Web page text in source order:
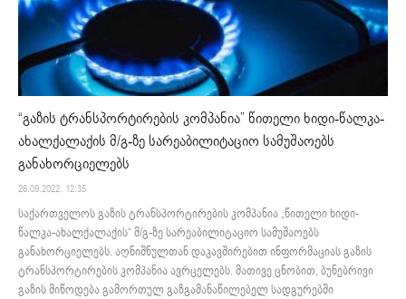
“გაზის ტრანსპორტირების კომპანია” წითელი ხიდი-წალკა-
ახალქალაქის მ/გ-ზე სარეაბილიტაციო სამუშაოებს
განახორციელებს
26.09.2022. 12:35
საქართველოს გაზის ტრანსპორტირების კომპანია „წითელი ხიდი-
წალკა-ახალქალაქის“ მ/გ-ზე სარეაბილიტაციო სამუშაოებს
განახორციელებს. აღნიშნულთან დაკავშირებით ინფორმაციას გაზის
ტრანსპორტირების კომპანია ავრცელებს. მათივე ცნობით, ბუნებრივი
გაზის მიწოდება გამორთულ გაზგამანაწილებელ სადგურებში